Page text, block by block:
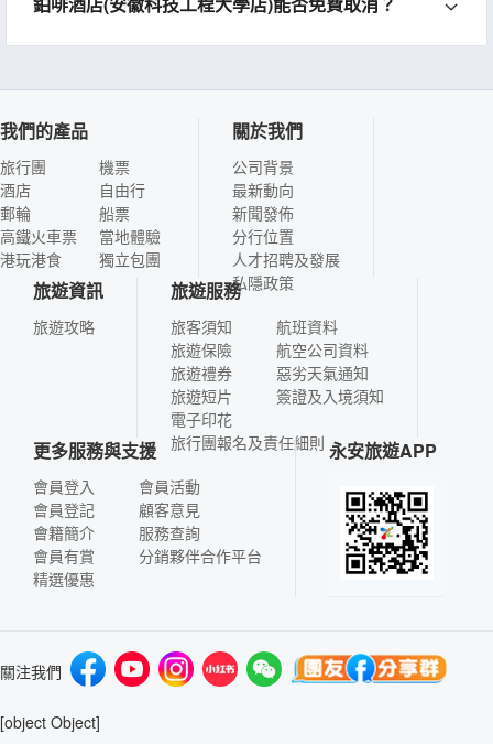
我們的產品
旅行團
酒店
郵輪
高鐵火車票
港玩港食
機票
自由行
船票
當地體驗
獨立包團
關於我們
公司背景
最新動向
新聞發佈
分行位置
人才招聘及發展
私隱政策
旅遊資訊
旅遊攻略
旅遊服務
旅客須知
旅遊保險
旅遊禮券
旅遊短片
電子印花
航班資料
航空公司資料
惡劣天氣通知
簽證及入境須知
旅行團報名及責任細則
更多服務與支援
會員登入
會員登記
會籍簡介
會員有賞
精選優惠
會員活動
顧客意見
服務查詢
分銷夥伴合作平台
永安旅遊APP
關注我們
[object Object]